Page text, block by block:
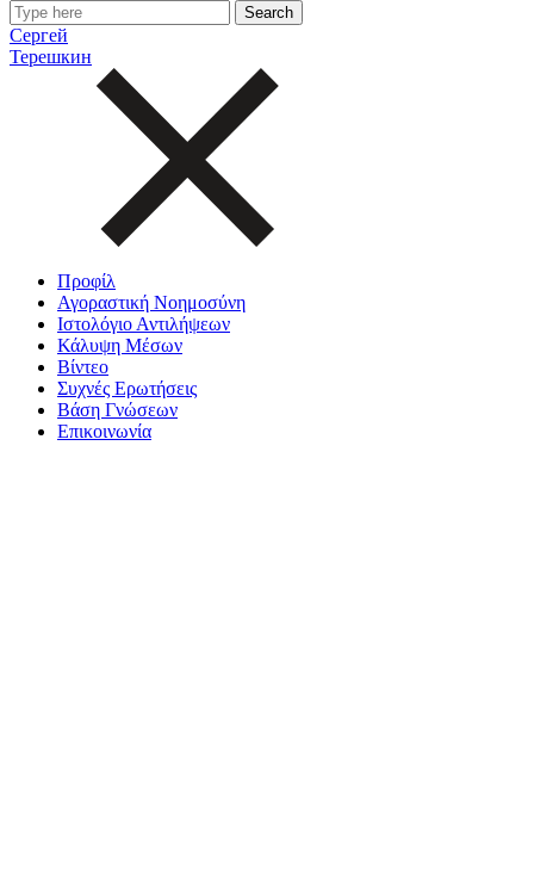
Сергей
Терешкин
Προφίλ
Αγοραστική Νοημοσύνη
Ιστολόγιο Αντιλήψεων
Κάλυψη Μέσων
Βίντεο
Συχνές Ερωτήσεις
Βάση Γνώσεων
Επικοινωνία